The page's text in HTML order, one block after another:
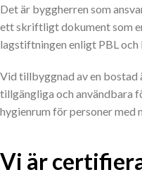
Det är byggherren som
ett skriftligt dokument som
lagstiftningen enligt PBL och
Vid tillbyggnad av en
tillgängliga och användbara
hygienrum för personer med
Vi är